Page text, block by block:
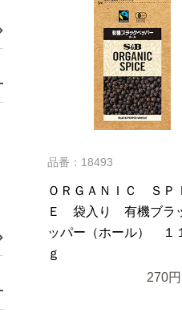
品番：18493
ＯＲＧＡＮＩＣ ＳＰ
Ｅ 袋入り 有機ブラ
ッパー（ホール） １
ｇ
270円